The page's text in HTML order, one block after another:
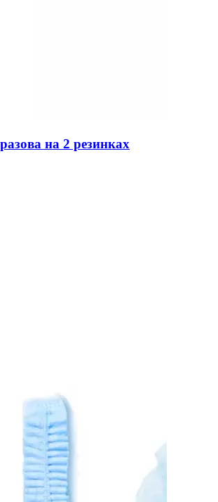
на 2 резинках